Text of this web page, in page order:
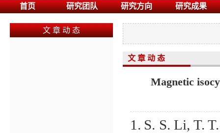
首页 研究团队 研究方向 研究成果
文 章 动 态
文 章 动 态
Magnetic
1. S. S. Li, T.